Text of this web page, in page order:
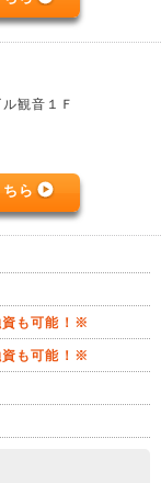
観音１Ｆ
ら
も可能！※
も可能！※